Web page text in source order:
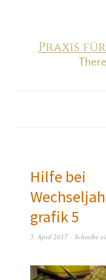
Hilfe bei
grafik 5
5. April 2017 Schreibe